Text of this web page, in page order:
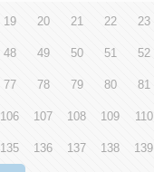
19 20 21 22 23
48 49 50 51 52
77 78 79 80 81
106 107 108 109 110
135 136 137 138 139